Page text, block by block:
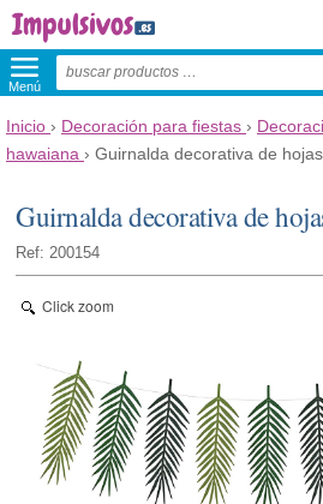
Menú
Inicio › Decoración para fiestas ›
hawaiana › Guirnalda decorativa de
Guirnalda decorativa de
Ref: 200154
Click zoom